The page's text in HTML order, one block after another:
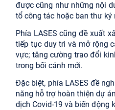
được cũng như những nội
tổ công tác hoặc ban thư ký
Phía LASES cũng đề xuất
tiếp tục duy trì và mở rộng
vực; tăng cường trao đổi
trong bối cảnh mới.
Đặc biệt, phía LASES đề
năng hỗ trợ hoàn thiện dự
dịch Covid-19 và biến động